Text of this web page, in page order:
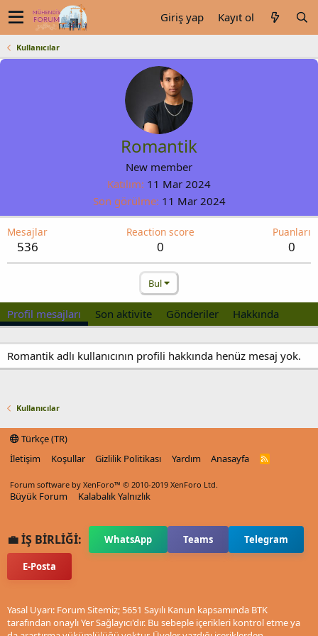
Giriş yap Kayıt ol
Kullanıcılar
Romantik
New member
Katılım 11 Mar 2024
Son görülme 11 Mar 2024
Mesajlar
536
Reaction score
0
Puanları
0
Bul
Profil mesajları Son aktivite Gönderiler Hakkında
Romantik adlı kullanıcının profili hakkında henüz mesaj yok.
Kullanıcılar
Türkçe (TR)
İletişim
Koşullar Gizlilik Politikası Yardım Anasayfa
R
Forum software by XenForo™ © 2010-2019 XenForo Ltd.
Büyük Forum Kalabalık Yalnızlık
💼 İŞ BİRLİĞİ: WhatsApp Teams Telegram
E-Posta
Yasal Uyarı: Forum Sitemiz; 5651 Sayılı Kanun kapsamında BTK
tarafından onaylı Yer Sağlayıcı'dır. Bu sebeple içerikleri kontrol etme ya